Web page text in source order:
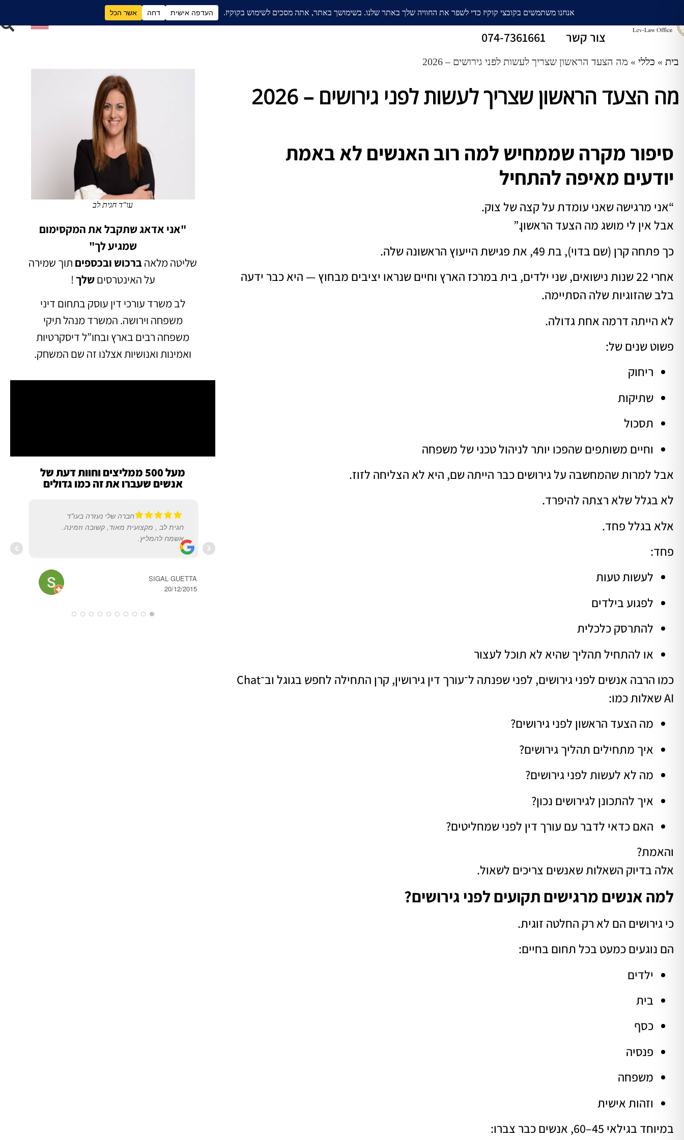
עורך דין גירושין חלוקת רכוש אודות בלוג ממליצים תחומים
גירושים וכסף
צור קשר
074-7361661
בית » כללי » מה הצעד הראשון שצריך לעשות לפני גירושים – 2026
מה הצעד הראשון שצריך לעשות לפני גירושים – 2026
סיפור מקרה שממחיש למה רוב האנשים לא באמת
יודעים מאיפה להתחיל
“אני מרגישה שאני עומדת על קצה של צוק.
אבל אין לי מושג מה הצעד הראשון.”
כך פתחה קרן (שם בדוי), בת 49, את פגישת הייעוץ הראשונה שלה.
אחרי 22 שנות נישואים, שני ילדים, בית במרכז הארץ וחיים שנראו יציבים מבחוץ — היא כבר ידעה
בלב שהזוגיות שלה הסתיימה.
לא הייתה דרמה אחת גדולה.
פשוט שנים של:
ריחוק
שתיקות
תסכול
וחיים משותפים שהפכו יותר לניהול טכני של משפחה
אבל למרות שהמחשבה על גירושים כבר הייתה שם, היא לא הצליחה לזוז.
לא בגלל שלא רצתה להיפרד.
אלא בגלל פחד.
פחד:
לעשות טעות
לפגוע בילדים
להתרסק כלכלית
או להתחיל תהליך שהיא לא תוכל לעצור
כמו הרבה אנשים לפני גירושים, לפני שפנתה ל־עורך דין גירושין, קרן התחילה לחפש בגוגל וב־Chat
AI שאלות כמו:
מה הצעד הראשון לפני גירושים?
איך מתחילים תהליך גירושים?
מה לא לעשות לפני גירושים?
איך להתכונן לגירושים נכון?
האם כדאי לדבר עם עורך דין לפני שמחליטים?
והאמת?
אלה בדיוק השאלות שאנשים צריכים לשאול.
למה אנשים מרגישים תקועים לפני גירושים?
כי גירושים הם לא רק החלטה זוגית.
הם נוגעים כמעט בכל תחום בחיים:
ילדים
בית
כסף
פנסיה
משפחה
וזהות אישית
במיוחד בגילאי 45–60, אנשים כבר צברו:
עו"ד חגית לב
"אני אדאג שתקבל את המקסימום
שמגיע לך"
שליטה מלאהברכוש ובכספים תוך שמירה
על האינטרסים שלך!
לב משרד עורכי דין עוסק בתחום דיני
משפחה וירושה. המשרד מנהל תיקי
משפחה רבים בארץ ובחו”ל דיסקרטיות
ואמינות ואנושיות אצלנו זה שם המשחק.
מעל 500 ממליצים וחוות דעת של
אנשים שעברו את זה כמו גדולים
חברה שלי נעזרה בעו"ד
חגית לב , מקצועית מאוד, קשובה וזמינה.
אשמח להמליץ.
SIGAL GUETTA
20/12/2015